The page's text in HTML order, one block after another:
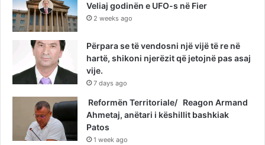
Veliaj godinën e UFO-s në Fier
2 weeks ago
Përpara se të vendosni një vijë të re në
hartë, shikoni njerëzit që jetojnë pas asaj
vije.
7 days ago
Reformën Territoriale/ Reagon Armand
Ahmetaj, anëtari i këshillit bashkiak
Patos
1 week ago